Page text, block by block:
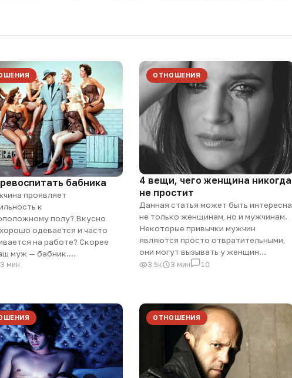
бабника
проявляет
к
полу? Вкусно
одевается и часто
на работе? Скорее
муж — бабник.…
3 мин
ОТНОШЕНИЯ
4 вещи, чего женщина никогда
не простит
Данная статья может быть интересна
не только женщинам, но и мужчинам.
Некоторые привычки мужчин
являются просто отвратительными,
они могут вызывать у женщин…
3.5к 3 мин 10
ОТНОШЕНИЯ